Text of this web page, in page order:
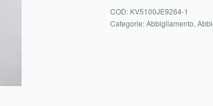
KV5100JE9264-1
Categorie:Abbigliamento,